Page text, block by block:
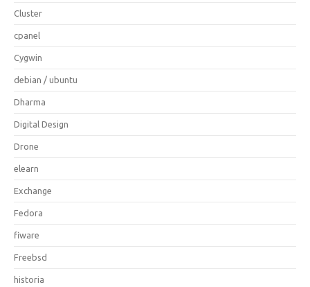
Cluster
cpanel
Cygwin
debian / ubuntu
Dharma
Digital Design
Drone
elearn
Exchange
Fedora
fiware
Freebsd
historia